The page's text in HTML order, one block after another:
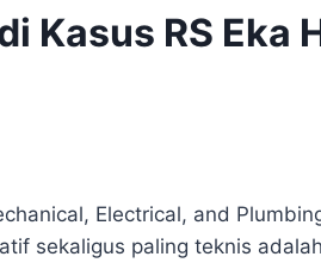
Kasus RS Eka
Electrical, and
sekaligus paling teknis adalah